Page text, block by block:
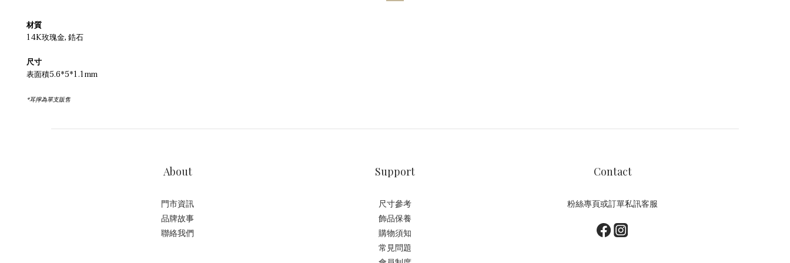
材質
14K玫瑰金, 鋯石
尺寸
表面積5.6*5*1.1mm
*耳擰為單支販售
About
門市資訊
品牌故事
聯絡我們
Support
尺寸參考
飾品保養
購物須知
常見問題
Contact
粉絲專頁或訂單私訊客服